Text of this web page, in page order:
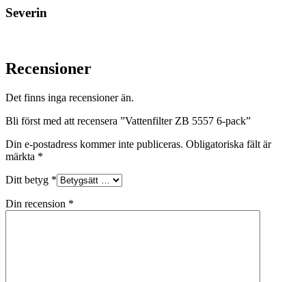
Severin
Recensioner
Det finns inga recensioner än.
Bli först med att recensera ”Vattenfilter ZB 5557 6-pack”
Din e-postadress kommer inte publiceras. Obligatoriska fält är
märkta *
Ditt betyg *
Din recension *